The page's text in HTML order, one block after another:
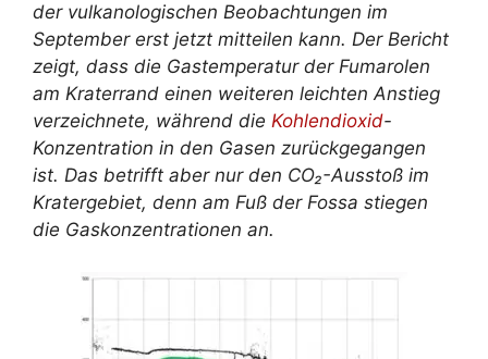
der vulkanologischen Beobachtungen im
September erst jetzt mitteilen kann. Der Bericht
zeigt, dass die Gastemperatur der Fumarolen
am Kraterrand einen weiteren leichten Anstieg
verzeichnete, während die Kohlendioxid-
Konzentration in den Gasen zurückgegangen
ist. Das betrifft aber nur den CO₂-Ausstoß im
Kratergebiet, denn am Fuß der Fossa stiegen
die Gaskonzentrationen an.